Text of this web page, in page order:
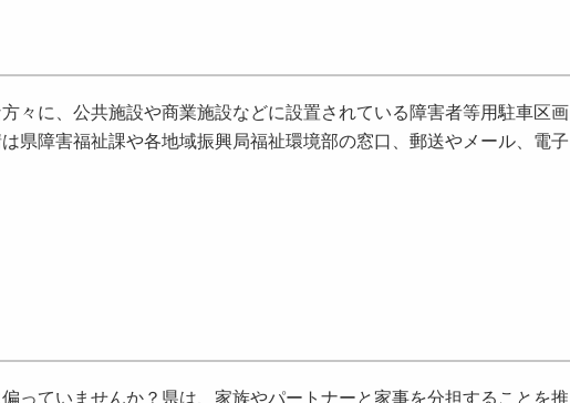
々に、公共施設や商業施設などに設置されている障害者等用駐車区画
県障害福祉課や各地域振興局福祉環境部の窓口、郵送やメール、電子
っていませんか？県は、家族やパートナーと家事を分担することを推